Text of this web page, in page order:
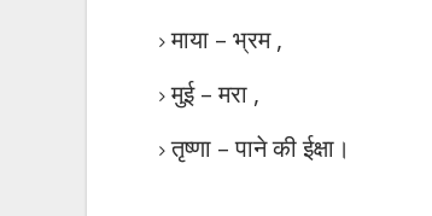
माया – भ्रम,
मुई–मरा ,
तृष्णा –पाने की ईक्षा।